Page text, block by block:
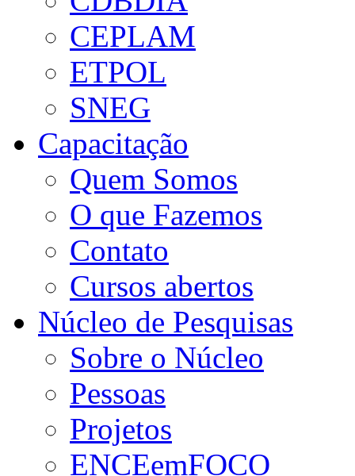
CEPLAM
ETPOL
SNEG
Capacitação
Quem Somos
O que Fazemos
Contato
Cursos abertos
Núcleo de Pesquisas
Sobre o Núcleo
Pessoas
Projetos
ENCEemFOCO